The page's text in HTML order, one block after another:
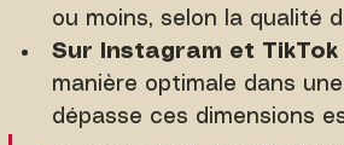
ou moins, selon la qualité
Sur Instagram et TikTok
manière optimale dans
dépasse ces dimensions